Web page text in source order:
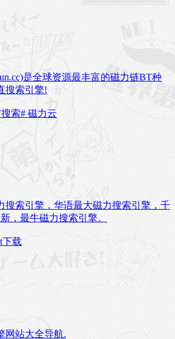
是全球资源最丰富的磁力链BT种
搜索引擎!
索# 磁力云
搜索引擎，华语最大磁力搜索引擎，千
，最牛磁力搜索引擎。
下载
网站大全导航.